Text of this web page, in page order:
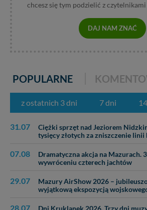
chcesz się tym podzielić z czytelnikami
DAJ NAM ZNAĆ
POPULARNE
z ostatnich 3 dni 7 dni
31.07
Ciężki sprzęt nad Jeziorem
tysięcy złotych za zniszczenie linii
07.08
Dramatyczna akcja na Mazurach.
wywróceniu czterech jachtów
29.07
Mazury AirShow 2026 –
wyjątkową ekspozycją
28.07
Dni Kruklanek 2026. Trzy dni